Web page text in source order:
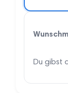
Du gibst